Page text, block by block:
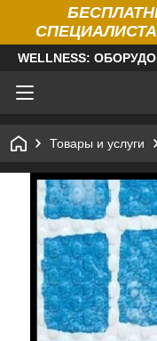
WELLNESS:
Товары и услуги